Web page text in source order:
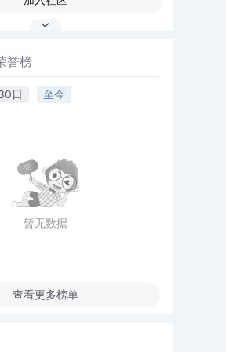
誉榜
日 至今
暂无数据
查看更多榜单